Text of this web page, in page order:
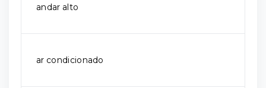
andar alto
ar condicionado